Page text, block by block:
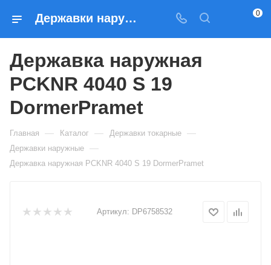
Державки наружные Державка наружная PCKNR 4040 S 19 DormerPramet — купить по выгодным ценам в Москве 0
Державка наружная
PCKNR 4040 S 19
DormerPramet
Главная — Каталог — Державки токарные —
Державки наружные —
Державка наружная PCKNR 4040 S 19 DormerPramet
Артикул: DP6758532